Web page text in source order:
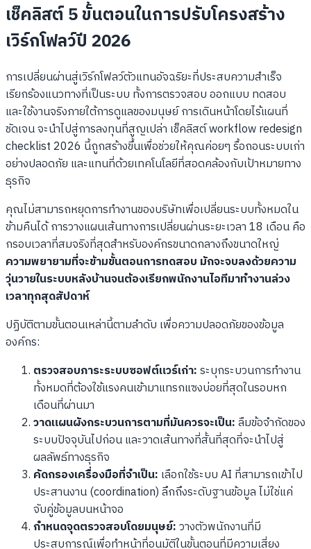
เช็คลิสต์ 5 ขั้นตอนในการปรับโครงสร้าง
เวิร์กโฟลว์ปี 2026
การเปลี่ยนผ่านสู่เวิร์กโฟลว์ตัวแทนอัจฉริยะที่ประสบความสำเร็จ
เรียกร้องแนวทางที่เป็นระบบ ทั้งการตรวจสอบ ออกแบบ ทดสอบ
และใช้งานจริงภายใต้การดูแลของมนุษย์ การเดินหน้าโดยไร้แผนที่
ชัดเจน จะนำไปสู่การลงทุนที่สูญเปล่า เช็คลิสต์ workflow redesign
checklist 2026 นี้ถูกสร้างขึ้นเพื่อช่วยให้คุณค่อยๆ รื้อถอนระบบเก่า
อย่างปลอดภัย และแทนที่ด้วยเทคโนโลยีที่สอดคล้องกับเป้าหมายทาง
ธุรกิจ
คุณไม่สามารถหยุดการทำงานของบริษัทเพื่อเปลี่ยนระบบทั้งหมดใน
ข้ามคืนได้ การวางแผนเส้นทางการเปลี่ยนผ่านระยะเวลา 18 เดือน คือ
กรอบเวลาที่สมจริงที่สุดสำหรับองค์กรขนาดกลางถึงขนาดใหญ่
ความพยายามที่จะข้ามขั้นตอนการทดสอบ มักจะจบลงด้วยความ
วุ่นวายในระบบหลังบ้านจนต้องเรียกพนักงานไอทีมาทำงานล่วง
เวลาทุกสุดสัปดาห์
ปฏิบัติตามขั้นตอนเหล่านี้ตามลำดับ เพื่อความปลอดภัยของข้อมูล
องค์กร:
ตรวจสอบภาระระบบซอฟต์แวร์เก่า:ระบุกระบวนการทำงาน
ทั้งหมดที่ต้องใช้แรงคนเข้ามาแทรกแซงบ่อยที่สุดในรอบหก
เดือนที่ผ่านมา
วาดแผนผังกระบวนการตามที่มันควรจะเป็น:ลืมข้อจำกัดของ
ระบบปัจจุบันไปก่อน และวาดเส้นทางที่สั้นที่สุดที่จะนำไปสู่
ผลลัพธ์ทางธุรกิจ
คัดกรองเครื่องมือที่จำเป็น: เลือกใช้ระบบ AI ที่สามารถเข้าไป
ประสานงาน (coordination) ลึกถึงระดับฐานข้อมูล ไม่ใช่แค่
จับคู่ข้อมูลบนหน้าจอ
กำหนดจุดตรวจสอบโดยมนุษย์:วางตัวพนักงานที่มี
ประสบการณ์เพื่อทำหน้าที่อนุมัติในขั้นตอนที่มีความเสี่ยง